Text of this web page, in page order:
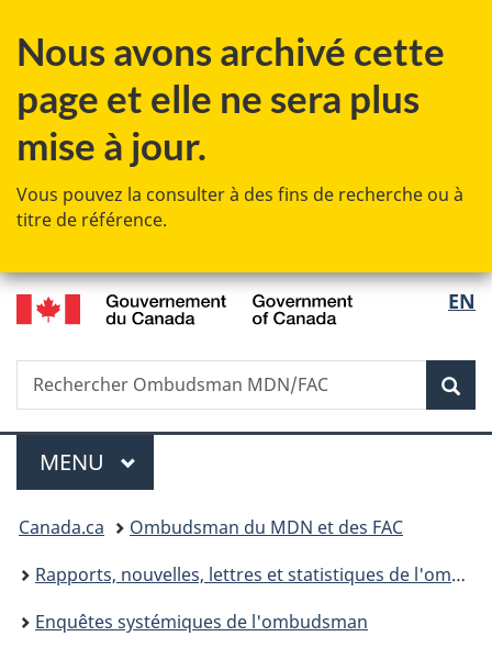
au
principal
à
Au
»
à
version
Nous avons archivé cette
page et elle ne sera plus
mise à jour.
Vous pouvez la consulter à des fins de recherche ou à
titre de référence.
de
la
EN
Recherche
Rechercher
Ombudsman
Menu
MENU PRINCIPAL
Vous
êtes
ici :
Canada.ca
Ombudsman du MDN et des FAC
Rapports, nouvelles, lettres et statistiques de l'ombudsman du MDN/FAC
Enquêtes systémiques de l'ombudsman